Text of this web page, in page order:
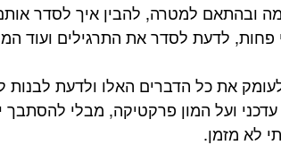
ובהתאם למטרה, להבין איך לסדר
פחות, לדעת לסדר את התרגילים ועוד
את כל הדברים האלו ולדעת לבנות
ועל המון פרקטיקה, מבלי להסתבך
לא מזמן.